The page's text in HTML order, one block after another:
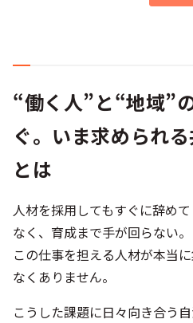
“働く人”と“地域”
ぐ。いま求められ
とは
人材を採用してもすぐに辞め
なく、育成まで手が回らない
この仕事を担える人材が本当
なくありません。
こうした課題に日々向き合う